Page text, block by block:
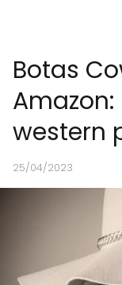
Botas
Amazon:
western
25/04/2023